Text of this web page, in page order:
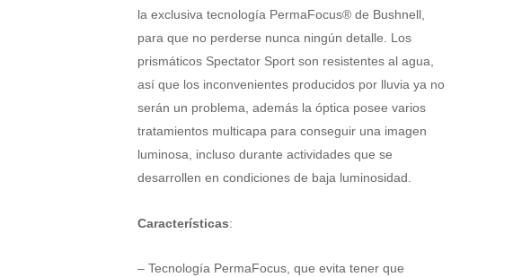
la exclusiva tecnología PermaFocus® de Bushnell,
para que no perderse nunca ningún detalle. Los
prismáticos Spectator Sport son resistentes al agua,
así que los inconvenientes producidos por lluvia ya no
serán un problema, además la óptica posee varios
tratamientos multicapa para conseguir una imagen
luminosa, incluso durante actividades que se
desarrollen en condiciones de baja luminosidad.
Características:
– Tecnología PermaFocus, que evita tener que